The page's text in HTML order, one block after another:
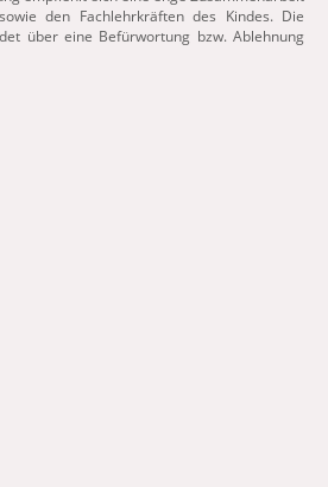
den Fachlehrkräften des Kindes. Die
über eine Befürwortung bzw. Ablehnung